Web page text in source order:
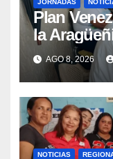
JORNADAS
Plan
la
atención
Aragua
AGO 8, 2026
NOTICIAS